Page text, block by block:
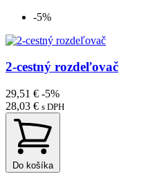
-5%
2-cestný rozdeľovač
29,51 € -5%
28,03 € s DPH
Do košíka